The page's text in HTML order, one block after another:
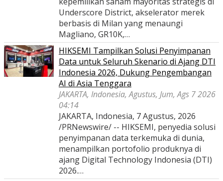
Underscore District, akselerator merek
berbasis di Milan yang menaungi
Magliano, GR10K,…
HIKSEMI Tampilkan Solusi Penyimpanan
Data untuk Seluruh Skenario di Ajang DTI
Indonesia 2026, Dukung Pengembangan
AI di Asia Tenggara
JAKARTA, Indonesia, Agustus, Jum, Ags 7 2026
04:14
JAKARTA, Indonesia, 7 Agustus, 2026
/PRNewswire/ -- HIKSEMI, penyedia solusi
penyimpanan data terkemuka di dunia,
menampilkan portofolio produknya di
ajang Digital Technology Indonesia (DTI)
2026.…